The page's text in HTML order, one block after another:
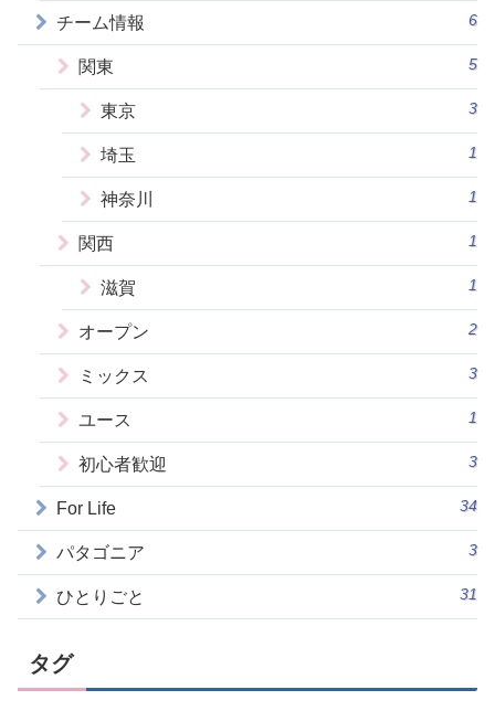
チーム情報 6
関東 5
東京 3
埼玉 1
神奈川 1
関西 1
滋賀 1
オープン 2
ミックス 3
ユース 1
初心者歓迎 3
For Life 34
パタゴニア 3
ひとりごと 31
タグ